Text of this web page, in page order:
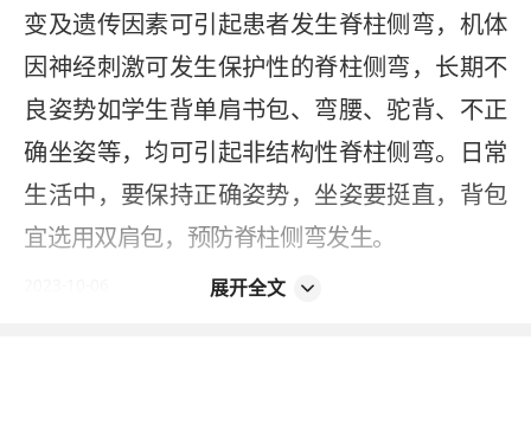
变及遗传因素可引起患者发生脊柱侧弯，机体
因神经刺激可发生保护性的脊柱侧弯，长期不
良姿势如学生背单肩书包、弯腰、驼背、不正
确坐姿等，均可引起非结构性脊柱侧弯。日常
生活中，要保持正确姿势，坐姿要挺直，背包
宜选用双肩包，预防脊柱侧弯发生。
展开全文